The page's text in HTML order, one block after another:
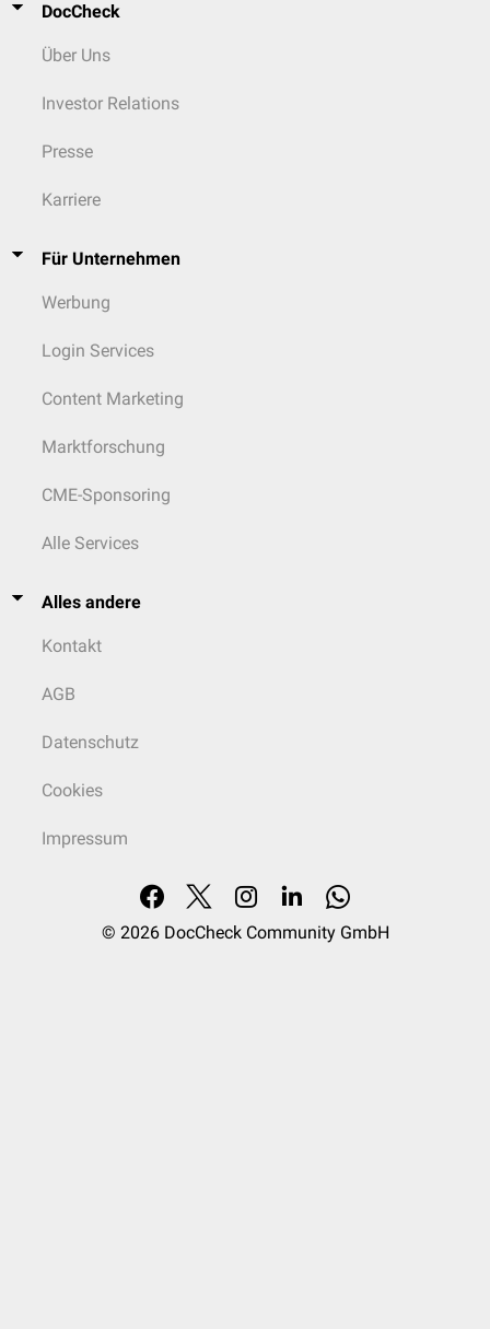
DocCheck
Über Uns
Investor Relations
Presse
Karriere
Für Unternehmen
Werbung
Login Services
Content Marketing
Marktforschung
CME-Sponsoring
Alle Services
Alles andere
Kontakt
AGB
Datenschutz
Cookies
Impressum
© 2026 DocCheck Community GmbH